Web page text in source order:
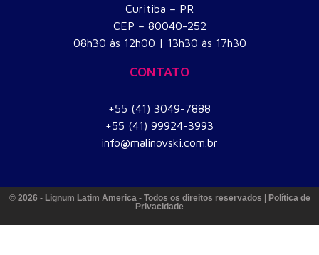
Curitiba – PR
CEP – 80040-252
​08h30 às 12h00 | 13h30 às 17h30
CONTATO
+55 (41) 3049-7888
+55 (41) 99924-3993
info@malinovski.com.br
© 2026 - Lignum Latim America - Todos os direitos reservados | Política de
Privacidade